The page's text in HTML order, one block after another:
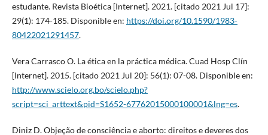
estudante. Revista Bioética [Internet]. 2021. [citado 2021 Jul 17]:
29(1): 174-185. Disponible en: https://doi.org/10.1590/1983-
80422021291457.
Vera Carrasco O. La ética en la práctica médica. Cuad Hosp Clín
[Internet]. 2015. [citado 2021 Jul 20]: 56(1): 07-08. Disponible en:
http://www.scielo.org.bo/scielo.php?
script=sci_arttext&pid=S1652-67762015000100001&lng=es.
Diniz D. Objeção de consciência e aborto: direitos e deveres dos